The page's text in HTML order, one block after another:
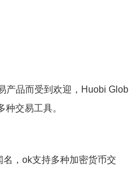
产品而受到欢迎，Huobi Glob
交易工具。
，ok支持多种加密货币交